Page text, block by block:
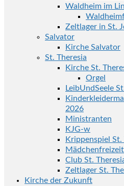
Waldheim im
Zeltlager in St.
Salvator
Kirche Salvator
St. Theresia
Kirche St.
Orgel
LeibUndSeele
2026
Ministranten
KJG-w
Krippenspiel St.
Club St.
Zeltlager St.
Kirche der Zukunft